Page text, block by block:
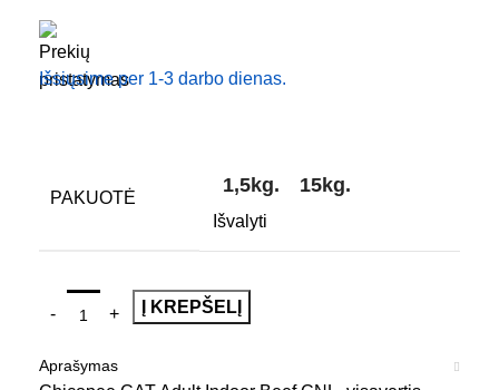
Išsiųsime per 1-3 darbo dienas.
PAKUOTĖ
1,5kg. 15kg.
Išvalyti
Į KREPŠELĮ
Aprašymas